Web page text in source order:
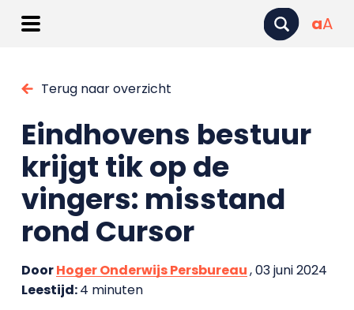
aA
Terug naar overzicht
Eindhovens bestuur
krijgt tik op de
vingers: misstand
rond Cursor
DoorHoger Onderwijs Persbureau, 03 juni 2024
Leestijd:4 minuten